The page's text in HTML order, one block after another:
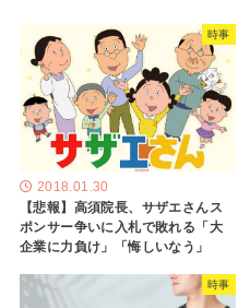
時事
2018.01.30
【悲報】高須院長、サザエさんス
ポンサー争いに入札で敗れる「大
企業に力負け」「悔しいなう」
時事